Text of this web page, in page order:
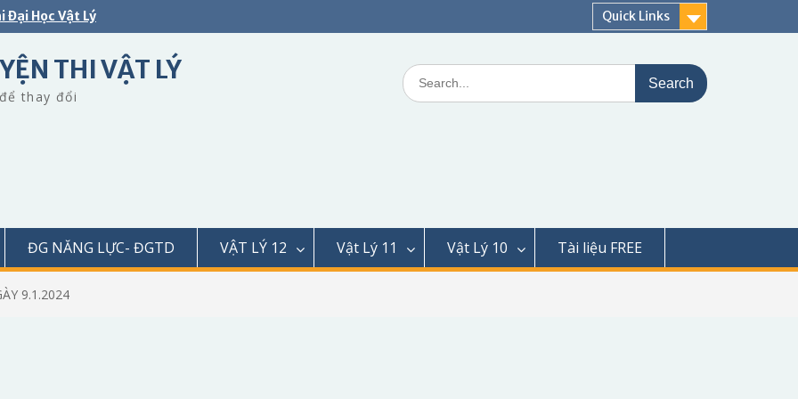
Đại Học Vật Lý Quick Links
THI VẬT LÝ
thay đổi
Search
for:
ĐG NĂNG LỰC- ĐGTD VẬT LÝ 12 Vật Lý 11 Vật Lý 10 Tài liệu FREE
9.1.2024